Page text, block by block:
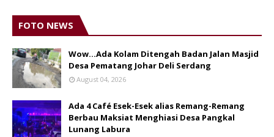
FOTO NEWS
Wow...Ada Kolam Ditengah Badan Jalan Masjid
Desa Pematang Johar Deli Serdang
August 04, 2026
Ada 4 Café Esek-Esek alias Remang-Remang
Berbau Maksiat Menghiasi Desa Pangkal
Lunang Labura